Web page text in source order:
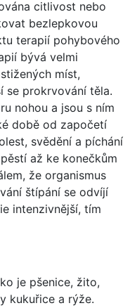
citlivost nebo
bezlepkovou
terapií pohybového
bývá velmi
míst,
se prokrvování těla.
nohou a jsou s ním
době od započetí
svědění a píchání
až ke konečkům
že organismus
štípání se odvíjí
intenzivnější, tím
je pšenice, žito,
kukuřice a rýže.